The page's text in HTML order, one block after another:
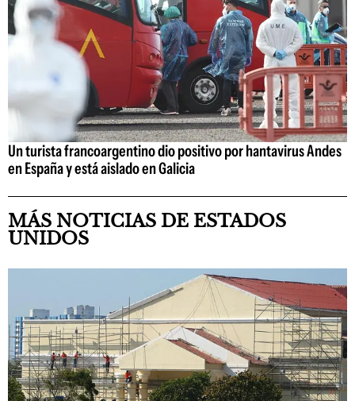
Un turista francoargentino dio positivo por hantavirus Andes
en España y está aislado en Galicia
MÁS NOTICIAS DE ESTADOS
UNIDOS